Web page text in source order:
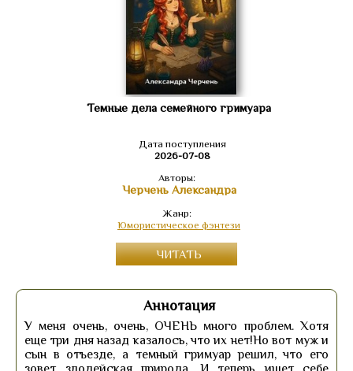
Темные дела семейного гримуара
Дата поступления
2026-07-08
Авторы:
Черчень Александра
Жанр:
Юмористическое фэнтези
ЧИТАТЬ
Аннотация
У меня очень, очень, ОЧЕНЬ много проблем. Хотя
еще три дня назад казалось, что их нет!Но вот муж и
сын в отъезде, а темный гримуар решил, что его